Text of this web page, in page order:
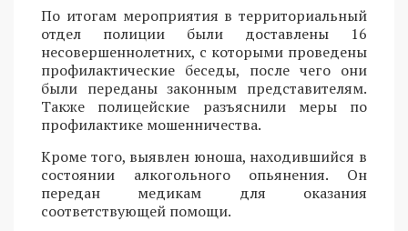
По итогам мероприятия в территориальный
отдел полиции были доставлены 16
несовершеннолетних, с которыми проведены
профилактические беседы, после чего они
были переданы законным представителям.
Также полицейские разъяснили меры по
профилактике мошенничества.
Кроме того, выявлен юноша, находившийся в
состоянии алкогольного опьянения. Он
передан медикам для оказания
соответствующей помощи.